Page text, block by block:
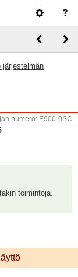
järjestelmän
numero: E900-0SC
toimintoja.